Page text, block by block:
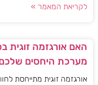
לקריאת המאמר »
האם אורגזמה זוגית
מערכת היחסים
אורגזמה זוגית מתייחסת